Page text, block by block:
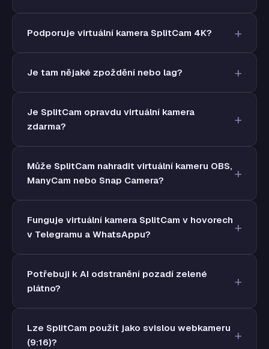
Podporuje virtuální kamera SplitCam 4K?
Je tam nějaké zpoždění nebo lag?
Je SplitCam opravdu virtuální kamera
zdarma?
Může SplitCam nahradit virtuální kameru OBS,
ManyCam nebo Snap Camera?
Funguje virtuální kamera SplitCam v hovorech
v Telegramu a WhatsAppu?
Potřebuji k AI odstranění pozadí zelené
plátno?
Lze SplitCam použít jako svislou webkameru
(9:16)?